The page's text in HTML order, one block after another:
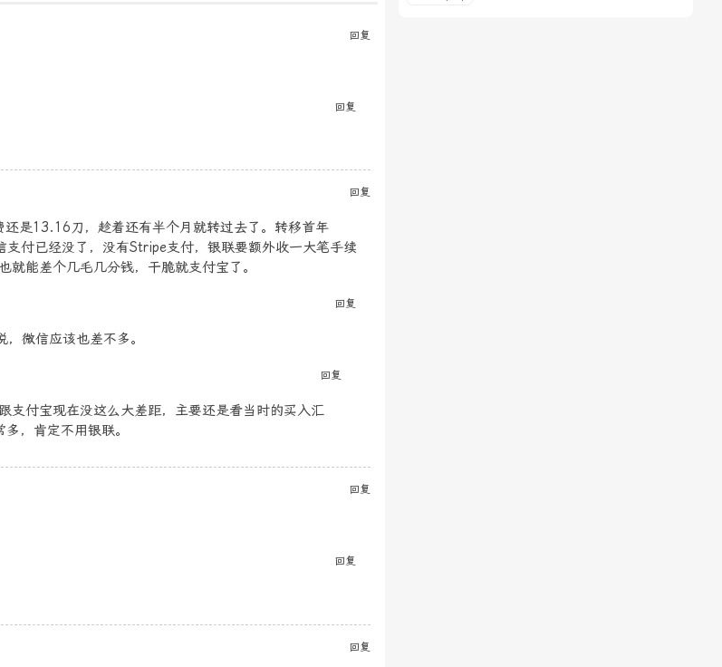
回复
回复
回复
还是13.16刀，趁着还有半个月就转过去了。转移首年
付已经没了，没有Stripe支付，银联要额外收一大笔手续
能差个几毛几分钱，干脆就支付宝了。
回复
微信应该也差不多。
回复
支付宝现在没这么大差距，主要还是看当时的买入汇
，肯定不用银联。
回复
回复
回复